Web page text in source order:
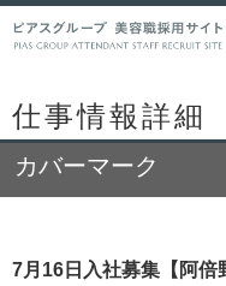
仕事情報詳細
カバーマーク
7月16日入社募集【阿